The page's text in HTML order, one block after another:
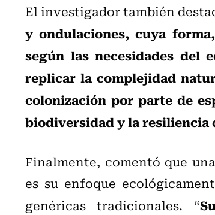
El investigador también
y ondulaciones, cuya
según las necesidades del
replicar la complejidad
colonización por parte de
biodiversidad y la resiliencia
Finalmente, comentó que
es su enfoque
genéricas tradicionales. “